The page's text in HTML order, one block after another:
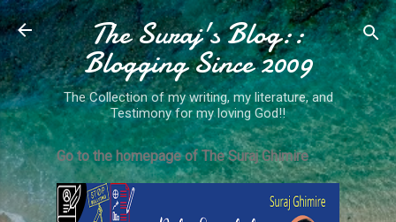
Skip to main content
The Suraj's Blog::
Blogging Since 2009
The Collection of my writing, my literature, and
Testimony for my loving God!!
Go to the homepage of The Suraj Ghimire